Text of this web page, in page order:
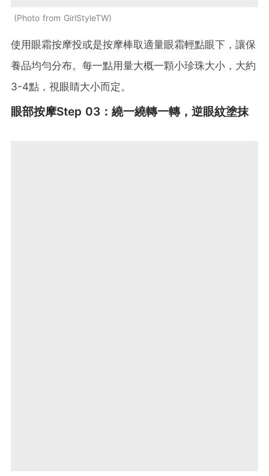
Photo from GirlStyleTW
使用眼霜按摩投或是按摩棒取適量眼霜輕點眼下，讓保
養品均勻分布。每一點用量大概一顆小珍珠大小，大約
3-4點，視眼睛大小而定。
眼部按摩Step 03：繞一繞轉一轉，逆眼紋塗抹